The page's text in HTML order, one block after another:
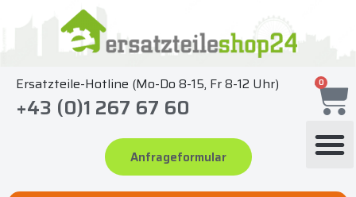
springen
Ersatzteile-Hotline (Mo-Do 8-15, Fr 8-12 Uhr)
+43 (0)1 267 67 60
Anfrageformular
0